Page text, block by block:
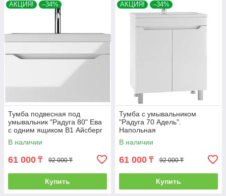
АКЦИЯ! –34%
Тумба подвесная под
умывальник "Радуга 80" Ева
с одним ящиком В1 Айсберг
В наличии
61 000 ₸ 92 000 ₸
Купить
АКЦИЯ! –34%
Тумба с умывальником
"Радуга 70 Адель".
Напольная
В наличии
61 000 ₸ 92 000 ₸
Купить